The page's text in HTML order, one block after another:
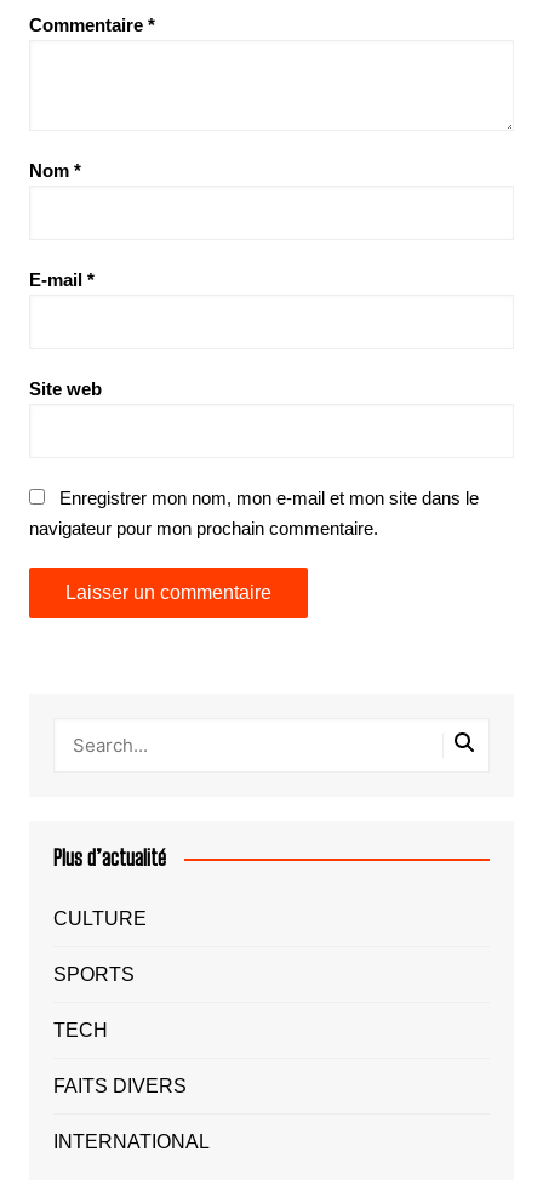
Commentaire *
Nom *
E-mail *
Site web
Enregistrer mon nom, mon e-mail et mon site dans le
navigateur pour mon prochain commentaire.
Plus d’actualité
CULTURE
SPORTS
TECH
FAITS DIVERS
INTERNATIONAL